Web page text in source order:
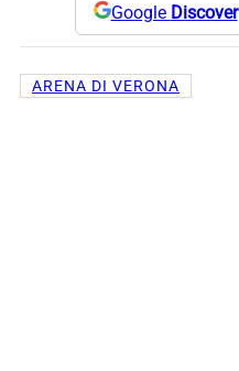
Google Discover
ARENA DI VERONA